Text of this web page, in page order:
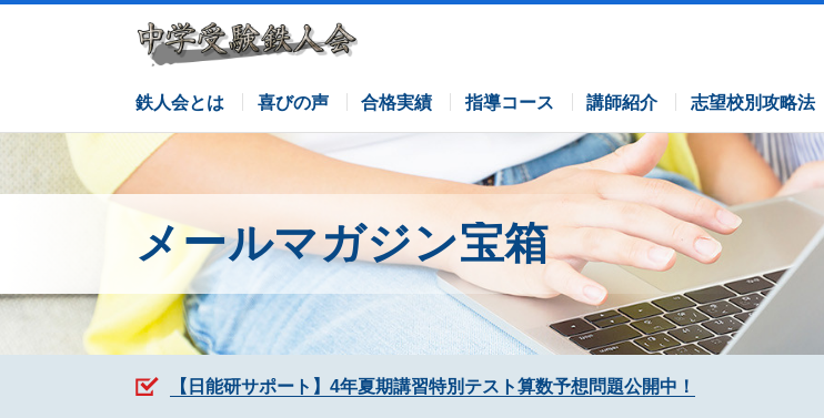
鉄人会とは 喜びの声 合格実績 指導コース
サピックスコース
栄光ゼミナールコース 各塾併用コース 講師紹介 志望校別攻略法
メールマガジン宝箱
【日能研サポート】4年夏期講習特別テスト算数予想問題公開中！